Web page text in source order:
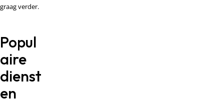
graag verder.
Popul
aire
dienst
en